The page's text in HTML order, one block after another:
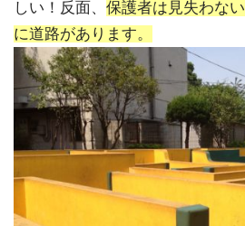
しい！反面、 保護者は見失わな
に道路があります。